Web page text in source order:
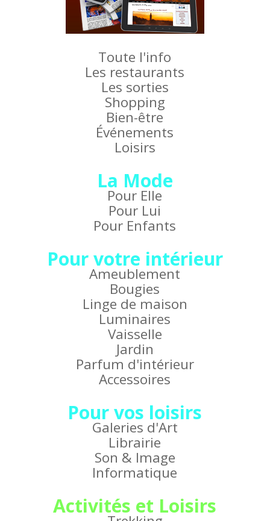
Toute l'info
Les restaurants
Les sorties
Shopping
Bien-être
Événements
Loisirs
La Mode
Pour Elle
Pour Lui
Pour Enfants
Pour votre intérieur
Ameublement
Bougies
Linge de maison
Luminaires
Vaisselle
Jardin
Parfum d'intérieur
Accessoires
Pour vos loisirs
Galeries d'Art
Librairie
Son & Image
Informatique
Activités et Loisirs